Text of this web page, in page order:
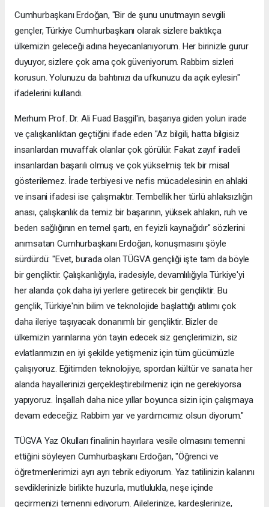
Cumhurbaşkanı Erdoğan, "Bir de şunu unutmayın sevgili
gençler, Türkiye Cumhurbaşkanı olarak sizlere baktıkça
ülkemizin geleceği adına heyecanlanıyorum. Her birinizle gurur
duyuyor, sizlere çok ama çok güveniyorum. Rabbim sizleri
korusun. Yolunuzu da bahtınızı da ufkunuzu da açık eylesin"
ifadelerini kullandı.
Merhum Prof. Dr. Ali Fuad Başgil'in, başarıya giden yolun irade
ve çalışkanlıktan geçtiğini ifade eden "Az bilgili, hatta bilgisiz
insanlardan muvaffak olanlar çok görülür. Fakat zayıf iradeli
insanlardan başarılı olmuş ve çok yükselmiş tek bir misal
gösterilemez. İrade terbiyesi ve nefis mücadelesinin en ahlaki
ve insani ifadesi ise çalışmaktır. Tembellik her türlü ahlaksızlığın
anası, çalışkanlık da temiz bir başarının, yüksek ahlakın, ruh ve
beden sağlığının en temel şartı, en feyizli kaynağıdır" sözlerini
anımsatan Cumhurbaşkanı Erdoğan, konuşmasını şöyle
sürdürdü: "Evet, burada olan TÜGVA gençliği işte tam da böyle
bir gençliktir. Çalışkanlığıyla, iradesiyle, devamlılığıyla Türkiye'yi
her alanda çok daha iyi yerlere getirecek bir gençliktir. Bu
gençlik, Türkiye'nin bilim ve teknolojide başlattığı atılımı çok
daha ileriye taşıyacak donanımlı bir gençliktir. Bizler de
ülkemizin yarınlarına yön tayin edecek siz gençlerimizin, siz
evlatlarımızın en iyi şekilde yetişmeniz için tüm gücümüzle
çalışıyoruz. Eğitimden teknolojiye, spordan kültür ve sanata her
alanda hayallerinizi gerçekleştirebilmeniz için ne gerekiyorsa
yapıyoruz. İnşallah daha nice yıllar boyunca sizin için çalışmaya
devam edeceğiz. Rabbim yar ve yardımcımız olsun diyorum."
TÜGVA Yaz Okulları finalinin hayırlara vesile olmasını temenni
ettiğini söyleyen Cumhurbaşkanı Erdoğan, "Öğrenci ve
öğretmenlerimizi ayrı ayrı tebrik ediyorum. Yaz tatilinizin kalanını
sevdiklerinizle birlikte huzurla, mutlulukla, neşe içinde
geçirmenizi temenni ediyorum. Ailelerinize, kardeşlerinize,